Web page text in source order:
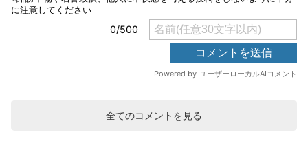
全てのコメントを見る